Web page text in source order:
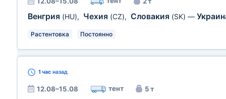
Венгрия (HU), Чехия (CZ), Словакия (SK) —
Растентовка Постоянно
1 час назад
12.08–15.08 тент 5 т